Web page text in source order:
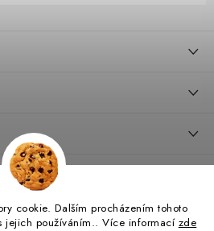
cookie. Dalším procházením tohoto
jejich používáním.. Více informací zde
dítě 6–8 let
VALMO I-BATOHY.CZ